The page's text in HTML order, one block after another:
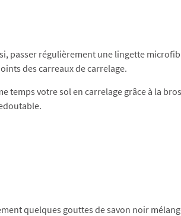
passer régulièrement une lingette
des carreaux de carrelage.
temps votre sol en carrelage grâce à la
quelques gouttes de savon noir